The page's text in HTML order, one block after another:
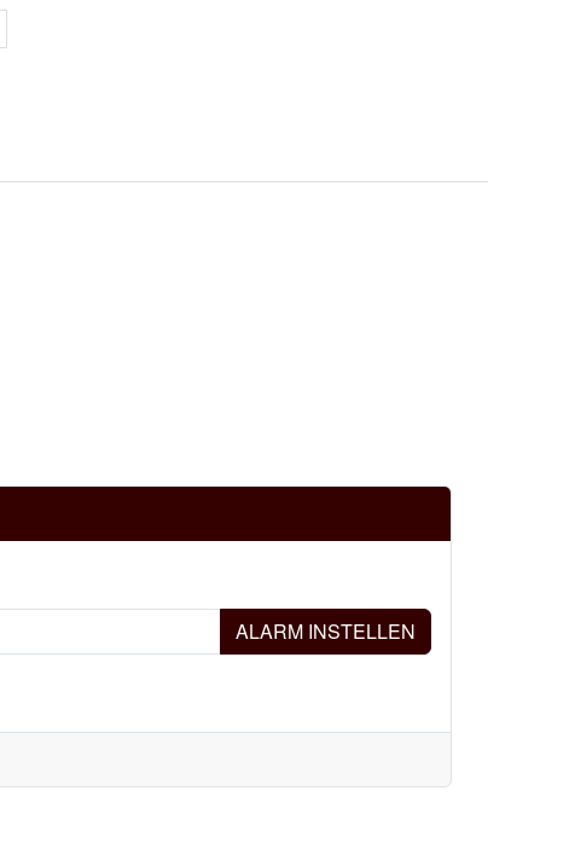
ALARM INSTELLEN